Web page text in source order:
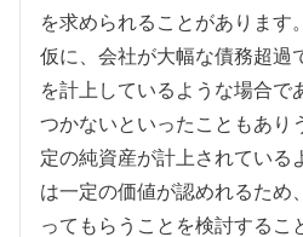
を求められることがあります。
仮に、会社が大幅な債務超過
を計上しているような場合で
つかないといったこともあり
定の純資産が計上されている
は一定の価値が認めれるため
ってもらうことを検討するこ